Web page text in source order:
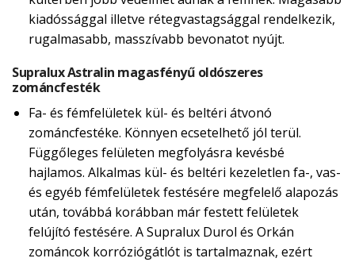
kiadóssággal illetve rétegvastagsággal rendelkezik,
rugalmasabb, masszívabb bevonatot nyújt.
Supralux Astralin magasfényű oldószeres
zománcfesték
Fa- és fémfelületek kül- és beltéri átvonó
zománcfestéke. Könnyen ecsetelhető jól terül.
Függőleges felületen megfolyásra kevésbé
hajlamos. Alkalmas kül- és beltéri kezeletlen fa-, vas-
és egyéb fémfelületek festésére megfelelő alapozás
után, továbbá korábban már festett felületek
felújító festésére. A Supralux Durol és Orkán
zománcok korróziógátlót is tartalmaznak, ezért